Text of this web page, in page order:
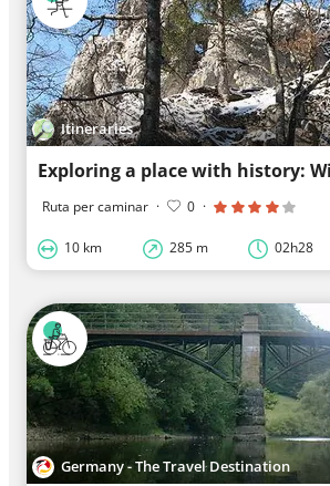
Itineraries
Ruta per caminar · 0 ·
10 km 285 m 02h28
Germany - The Travel Destination